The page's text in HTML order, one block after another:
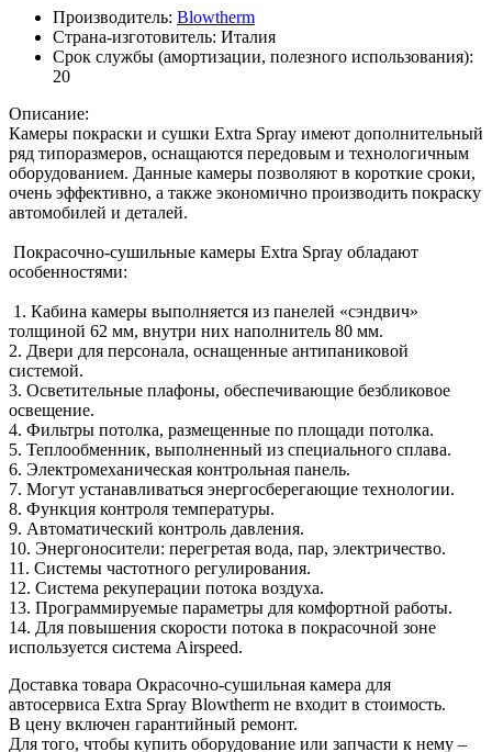
Производитель: Blowtherm
Страна-изготовитель: Италия
Срок службы (амортизации, полезного использования):
20
Описание:
Камеры покраски и сушки Extra Spray имеют дополнительный
ряд типоразмеров, оснащаются передовым и технологичным
оборудованием. Данные камеры позволяют в короткие сроки,
очень эффективно, а также экономично производить покраску
автомобилей и деталей.
Покрасочно-сушильные камеры Extra Spray обладают
особенностями:
1. Кабина камеры выполняется из панелей «сэндвич»
толщиной 62 мм, внутри них наполнитель 80 мм.
2. Двери для персонала, оснащенные антипаниковой
системой.
3. Осветительные плафоны, обеспечивающие безбликовое
освещение.
4. Фильтры потолка, размещенные по площади потолка.
5. Теплообменник, выполненный из специального сплава.
6. Электромеханическая контрольная панель.
7. Могут устанавливаться энергосберегающие технологии.
8. Функция контроля температуры.
9. Автоматический контроль давления.
10. Энергоносители: перегретая вода, пар, электричество.
11. Системы частотного регулирования.
12. Система рекуперации потока воздуха.
13. Программируемые параметры для комфортной работы.
14. Для повышения скорости потока в покрасочной зоне
используется система Airspeed.
Доставка товара Окрасочно-сушильная камера для
автосервиса Extra Spray Blowtherm не входит в стоимость.
В цену включен гарантийный ремонт.
Для того, чтобы купить оборудование или запчасти к нему –